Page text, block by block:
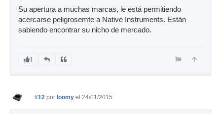
Su apertura a muchas marcas, le está permitiendo
acercarse peligrosemte a Native Instruments. Están
sabiendo encontrar su nicho de mercado.
1
#12 por loomy el 24/01/2015